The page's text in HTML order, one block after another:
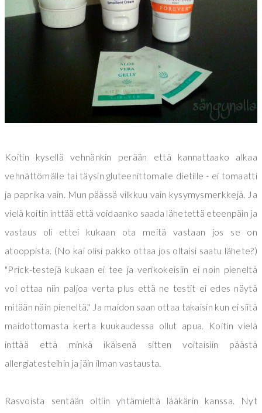
Koitin kysellä vehnänkin perään että kannattaako alkaa
vehnättömälle tai täysin gluteenittomalle dietille - ei tomaatti
ja paprika vain. Mun päässä vilkkuu vain kysymysmerkkejä. Ja
vielä koitin inttää että voidaanko saada lähetettä eteenpäin ja
vastaus oli ettei kukaan ota meitä vastaan jos se on
atooppista. (No kai olisi pakko ottaa jos oltaisi saatu lähete?)
"Prick-testejä kukaan ei tee ja verikokeisiin ei noin pieneltä
voi ottaa niin paljoa verta plus että ne testit ei edes näytä
mitään näin pieneltä." Ja maidon saan ottaa takaisin kun ei siitä
maidottomasta kerta kuukaudessa ollut apua. Koitin vielä
inttää että minkä ikäisenä sitten voitaisiin päästä
allergiatesteihin ja jäin ilman vastausta.
Rasvoista sentään oltiin yhtämieltä lääkärin kanssa. Nyt